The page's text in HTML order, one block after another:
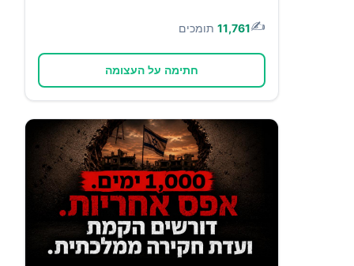
✍️
11,761 תומכים
חתימה על העצומה